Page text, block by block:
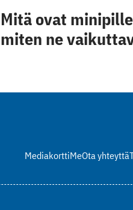
Mitä ovat
miten ne
MediakorttiMeOta yhteyttä